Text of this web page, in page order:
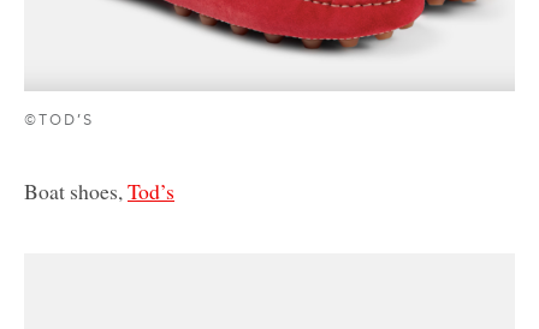
©TOD’S
Boat shoes,Tod’s